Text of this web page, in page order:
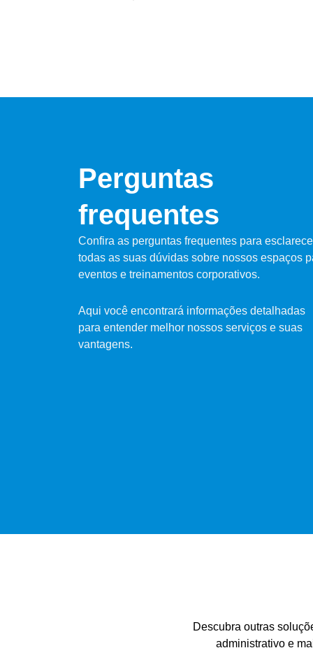
Perguntas
frequentes
Confira as perguntas frequentes para
todas as suas dúvidas sobre nossos espaços
eventos e treinamentos corporativos.
Aqui você encontrará informações detalhadas
para entender melhor nossos serviços e suas
vantagens.
Descubra outras
administrativo e